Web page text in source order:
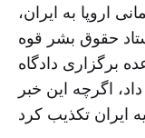
اروپا به ایران،
حقوق بشر قوه
برگزاری دادگاه
اگرچه این خبر